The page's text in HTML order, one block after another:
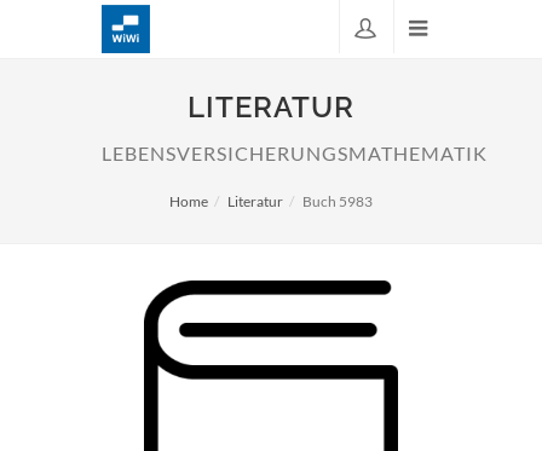
LITERATUR
LEBENSVERSICHERUNGSMATHEMATIK
Home Literatur Buch 5983